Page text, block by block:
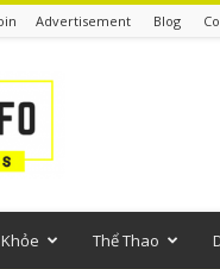
Advertisement Blog
Thể Thao